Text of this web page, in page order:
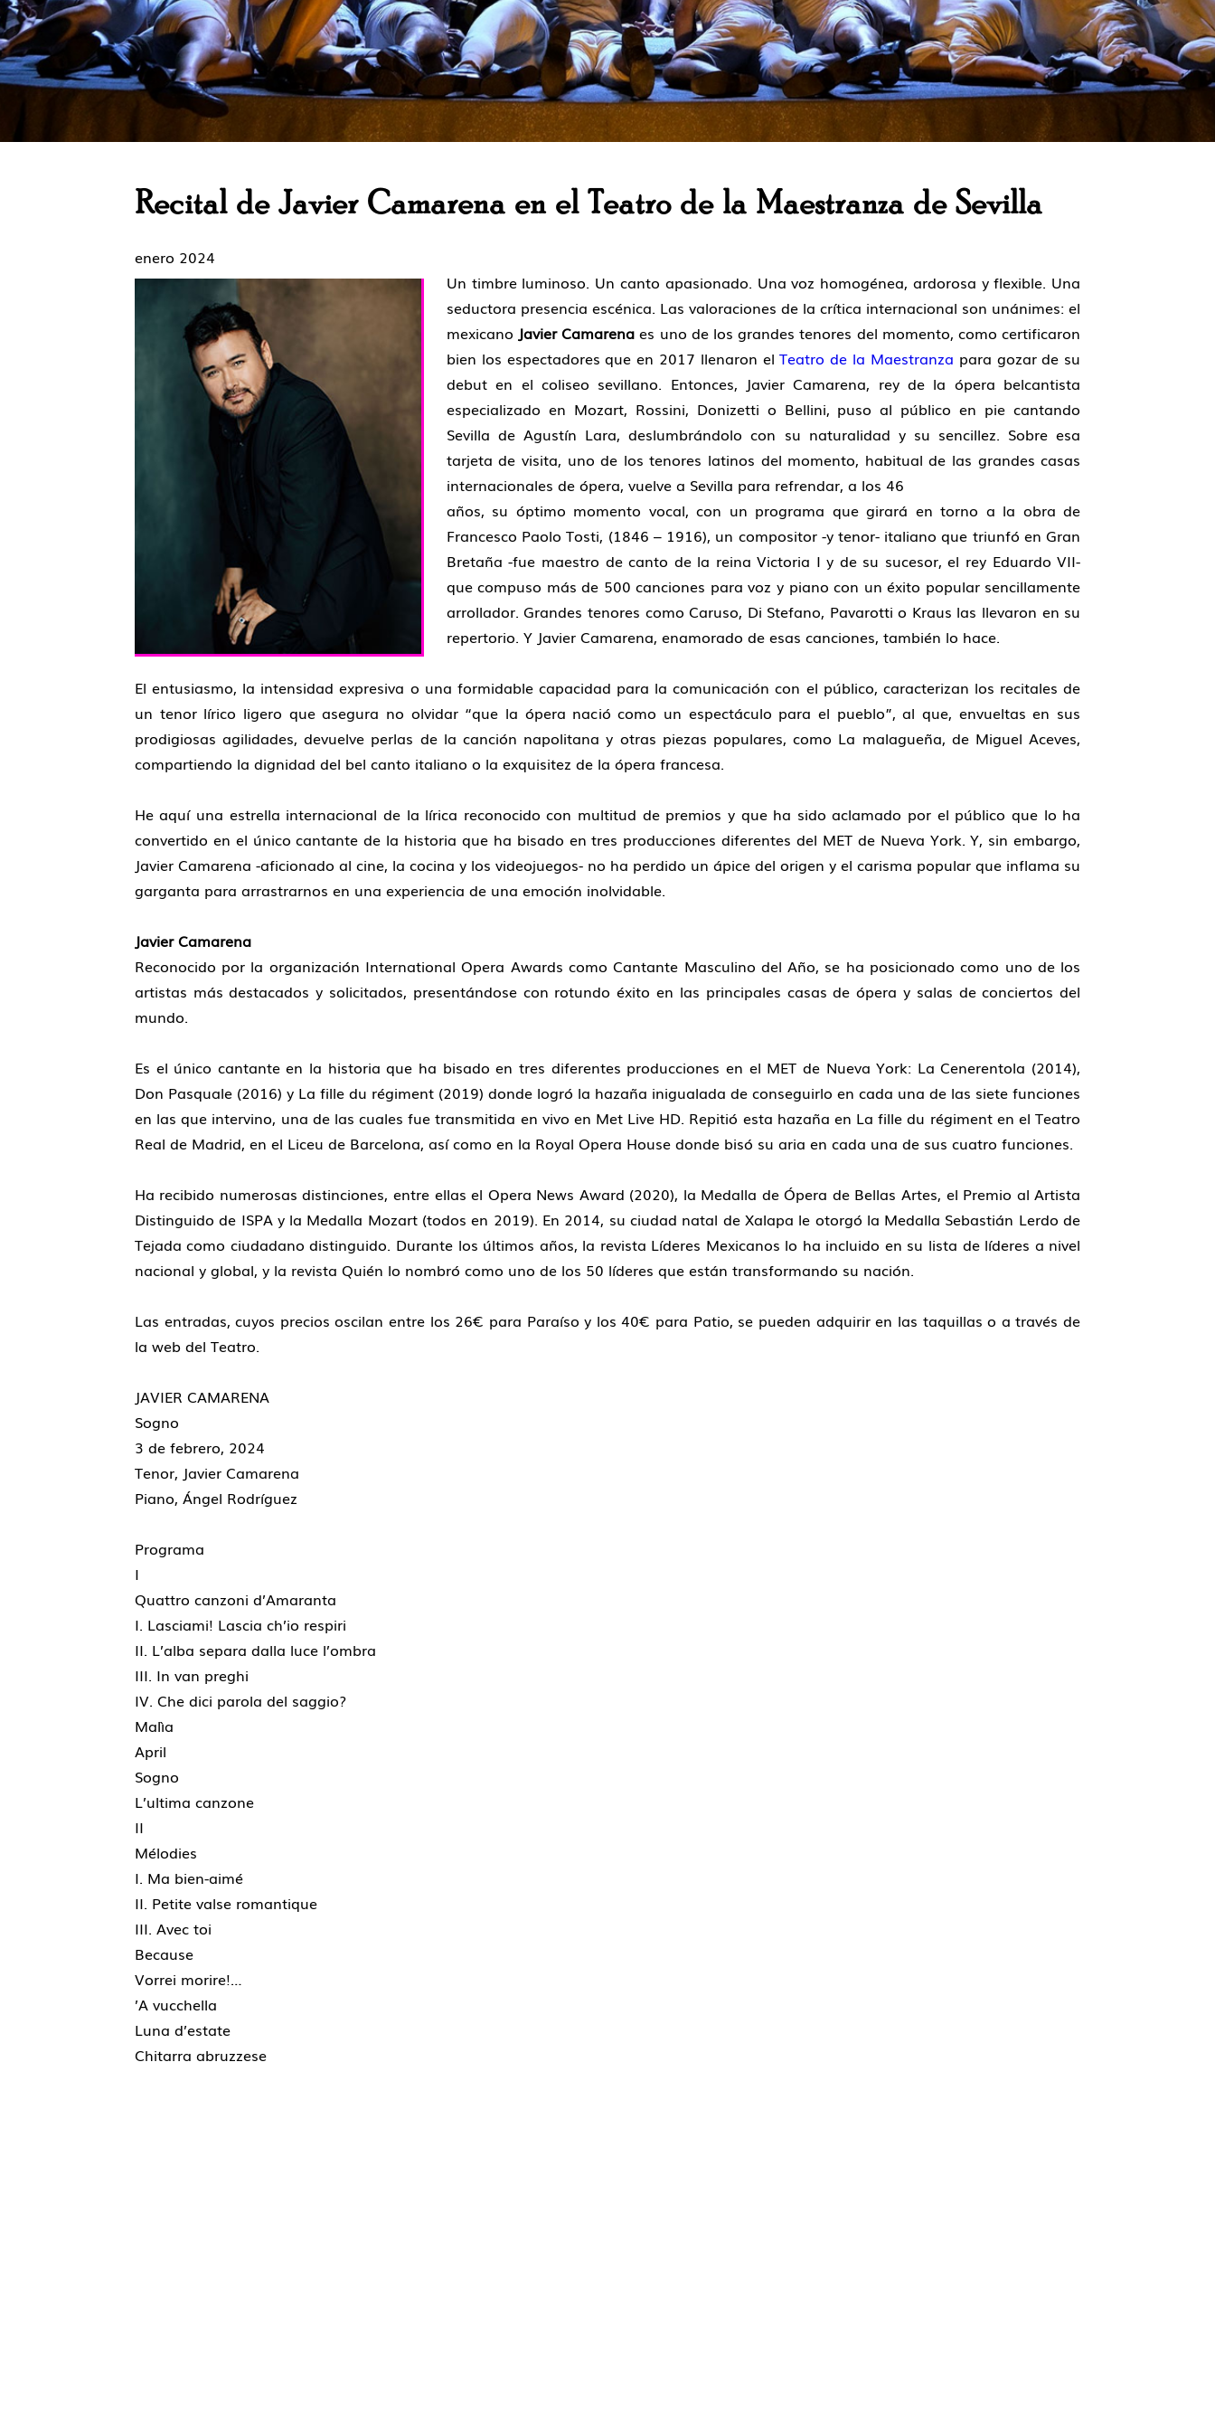
Recital de Javier Camarena en el Teatro de la Maestranza de Sevilla
enero 2024
Un timbre luminoso. Un canto apasionado. Una voz homogénea, ardorosa y flexible. Una
seductora presencia escénica. Las valoraciones de la crítica internacional son unánimes: el
mexicano Javier Camarena es uno de los grandes tenores del momento, como certificaron
bien los espectadores que en 2017 llenaron elTeatro de la Maestranza para gozar de su
debut en el coliseo sevillano. Entonces, Javier Camarena, rey de la ópera belcantista
especializado en Mozart, Rossini, Donizetti o Bellini, puso al público en pie cantando
Sevilla de Agustín Lara, deslumbrándolo con su naturalidad y su sencillez. Sobre esa
tarjeta de visita, uno de los tenores latinos del momento, habitual de las grandes casas
internacionales de ópera, vuelve a Sevilla para refrendar, a los 46
años, su óptimo momento vocal, con un programa que girará en torno a la obra de
Francesco Paolo Tosti, (1846 – 1916), un compositor -y tenor- italiano que triunfó en Gran
Bretaña -fue maestro de canto de la reina Victoria I y de su sucesor, el rey Eduardo VII-
que compuso más de 500 canciones para voz y piano con un éxito popular sencillamente
arrollador. Grandes tenores como Caruso, Di Stefano, Pavarotti o Kraus las llevaron en su
repertorio. Y Javier Camarena, enamorado de esas canciones, también lo hace.
El entusiasmo, la intensidad expresiva o una formidable capacidad para la comunicación con el público, caracterizan los recitales de
un tenor lírico ligero que asegura no olvidar “que la ópera nació como un espectáculo para el pueblo”, al que, envueltas en sus
prodigiosas agilidades, devuelve perlas de la canción napolitana y otras piezas populares, como La malagueña, de Miguel Aceves,
compartiendo la dignidad del bel canto italiano o la exquisitez de la ópera francesa.
He aquí una estrella internacional de la lírica reconocido con multitud de premios y que ha sido aclamado por el público que lo ha
convertido en el único cantante de la historia que ha bisado en tres producciones diferentes del MET de Nueva York. Y, sin embargo,
Javier Camarena -aficionado al cine, la cocina y los videojuegos- no ha perdido un ápice del origen y el carisma popular que inflama su
garganta para arrastrarnos en una experiencia de una emoción inolvidable.
Javier Camarena
Reconocido por la organización International Opera Awards como Cantante Masculino del Año, se ha posicionado como uno de los
artistas más destacados y solicitados, presentándose con rotundo éxito en las principales casas de ópera y salas de conciertos del
mundo.
Es el único cantante en la historia que ha bisado en tres diferentes producciones en el MET de Nueva York: La Cenerentola (2014),
Don Pasquale (2016) y La fille du régiment (2019) donde logró la hazaña inigualada de conseguirlo en cada una de las siete funciones
en las que intervino, una de las cuales fue transmitida en vivo en Met Live HD. Repitió esta hazaña en La fille du régiment en el Teatro
Real de Madrid, en el Liceu de Barcelona, así como en la Royal Opera House donde bisó su aria en cada una de sus cuatro funciones.
Ha recibido numerosas distinciones, entre ellas el Opera News Award (2020), la Medalla de Ópera de Bellas Artes, el Premio al Artista
Distinguido de ISPA y la Medalla Mozart (todos en 2019). En 2014, su ciudad natal de Xalapa le otorgó la Medalla Sebastián Lerdo de
Tejada como ciudadano distinguido. Durante los últimos años, la revista Líderes Mexicanos lo ha incluido en su lista de líderes a nivel
nacional y global, y la revista Quién lo nombró como uno de los 50 líderes que están transformando su nación.
Las entradas, cuyos precios oscilan entre los 26€ para Paraíso y los 40€ para Patio, se pueden adquirir en las taquillas o a través de
la web del Teatro.
JAVIER CAMARENA
Sogno
3 de febrero, 2024
Tenor, Javier Camarena
Piano, Ángel Rodríguez
Programa
I
Quattro canzoni d’Amaranta
I. Lasciami! Lascia ch’io respiri
II. L’alba separa dalla luce l’ombra
III. In van preghi
IV. Che dici parola del saggio?
Malìa
April
Sogno
L’ultima canzone
II
Mélodies
I. Ma bien-aimé
II. Petite valse romantique
III. Avec toi
Because
Vorrei morire!…
’A vucchella
Luna d’estate
Chitarra abruzzese